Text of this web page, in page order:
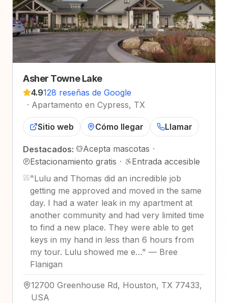
Asher Towne Lake
4.9128 reseñas de Google
· Apartamento en Cypress, TX
Sitio web Cómo llegar Llamar
Destacados: Acepta mascotas ·
Estacionamiento gratis ·
Entrada accesible
"Lulu and Thomas did an incredible job
getting me approved and moved in the same
day. I had a water leak in my apartment at
another community and had very limited time
to find a new place. They were able to get
keys in my hand in less than 6 hours from
my tour. Lulu showed me e…" — Bree
Flanigan
12700 Greenhouse Rd, Houston, TX 77433,
USA